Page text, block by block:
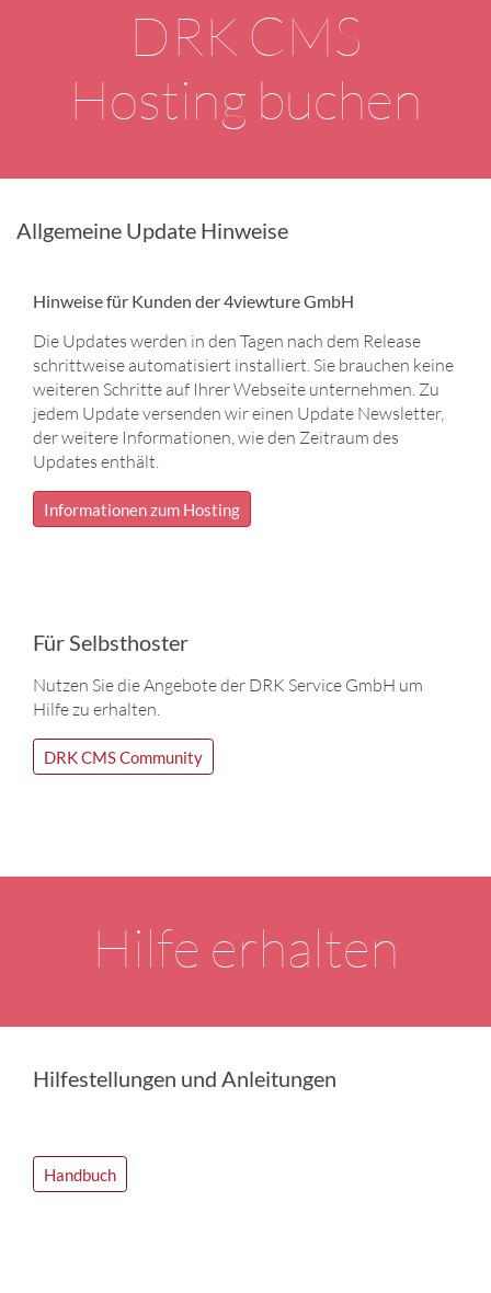
DRK CMS
Hosting buchen
Allgemeine Update Hinweise
Hinweise für Kunden der 4viewture GmbH
Die Updates werden in den Tagen nach dem Release
schrittweise automatisiert installiert. Sie brauchen keine
weiteren Schritte auf Ihrer Webseite unternehmen. Zu
jedem Update versenden wir einen Update Newsletter,
der weitere Informationen, wie den Zeitraum des
Updates enthält.
Informationen zum Hosting
Für Selbsthoster
Nutzen Sie die Angebote der DRK Service GmbH um
Hilfe zu erhalten.
DRK CMS Community
Hilfe erhalten
Hilfestellungen und Anleitungen
Handbuch